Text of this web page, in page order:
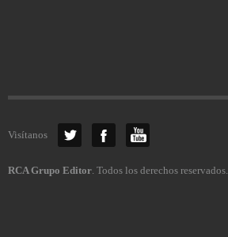
Visítanos
RCA Grupo Editor. Todos los derechos reservados.